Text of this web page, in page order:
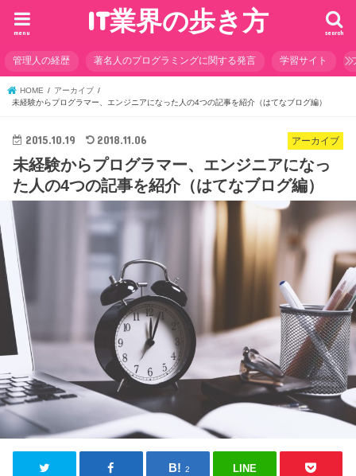
IT業界の歩き方 search
menu
管理人の経歴 著名人のプログラミングに関する発言 学習サイト
HOME
アーカイブ
未経験からプログラマー、エンジニアになった人の4つの記事を紹介（はてなブログ編）
アーカイブ
2015.10.19 2018.11.06
未経験からプログラマー、エンジニアになっ
た人の4つの記事を紹介（はてなブログ編）
2 LINE